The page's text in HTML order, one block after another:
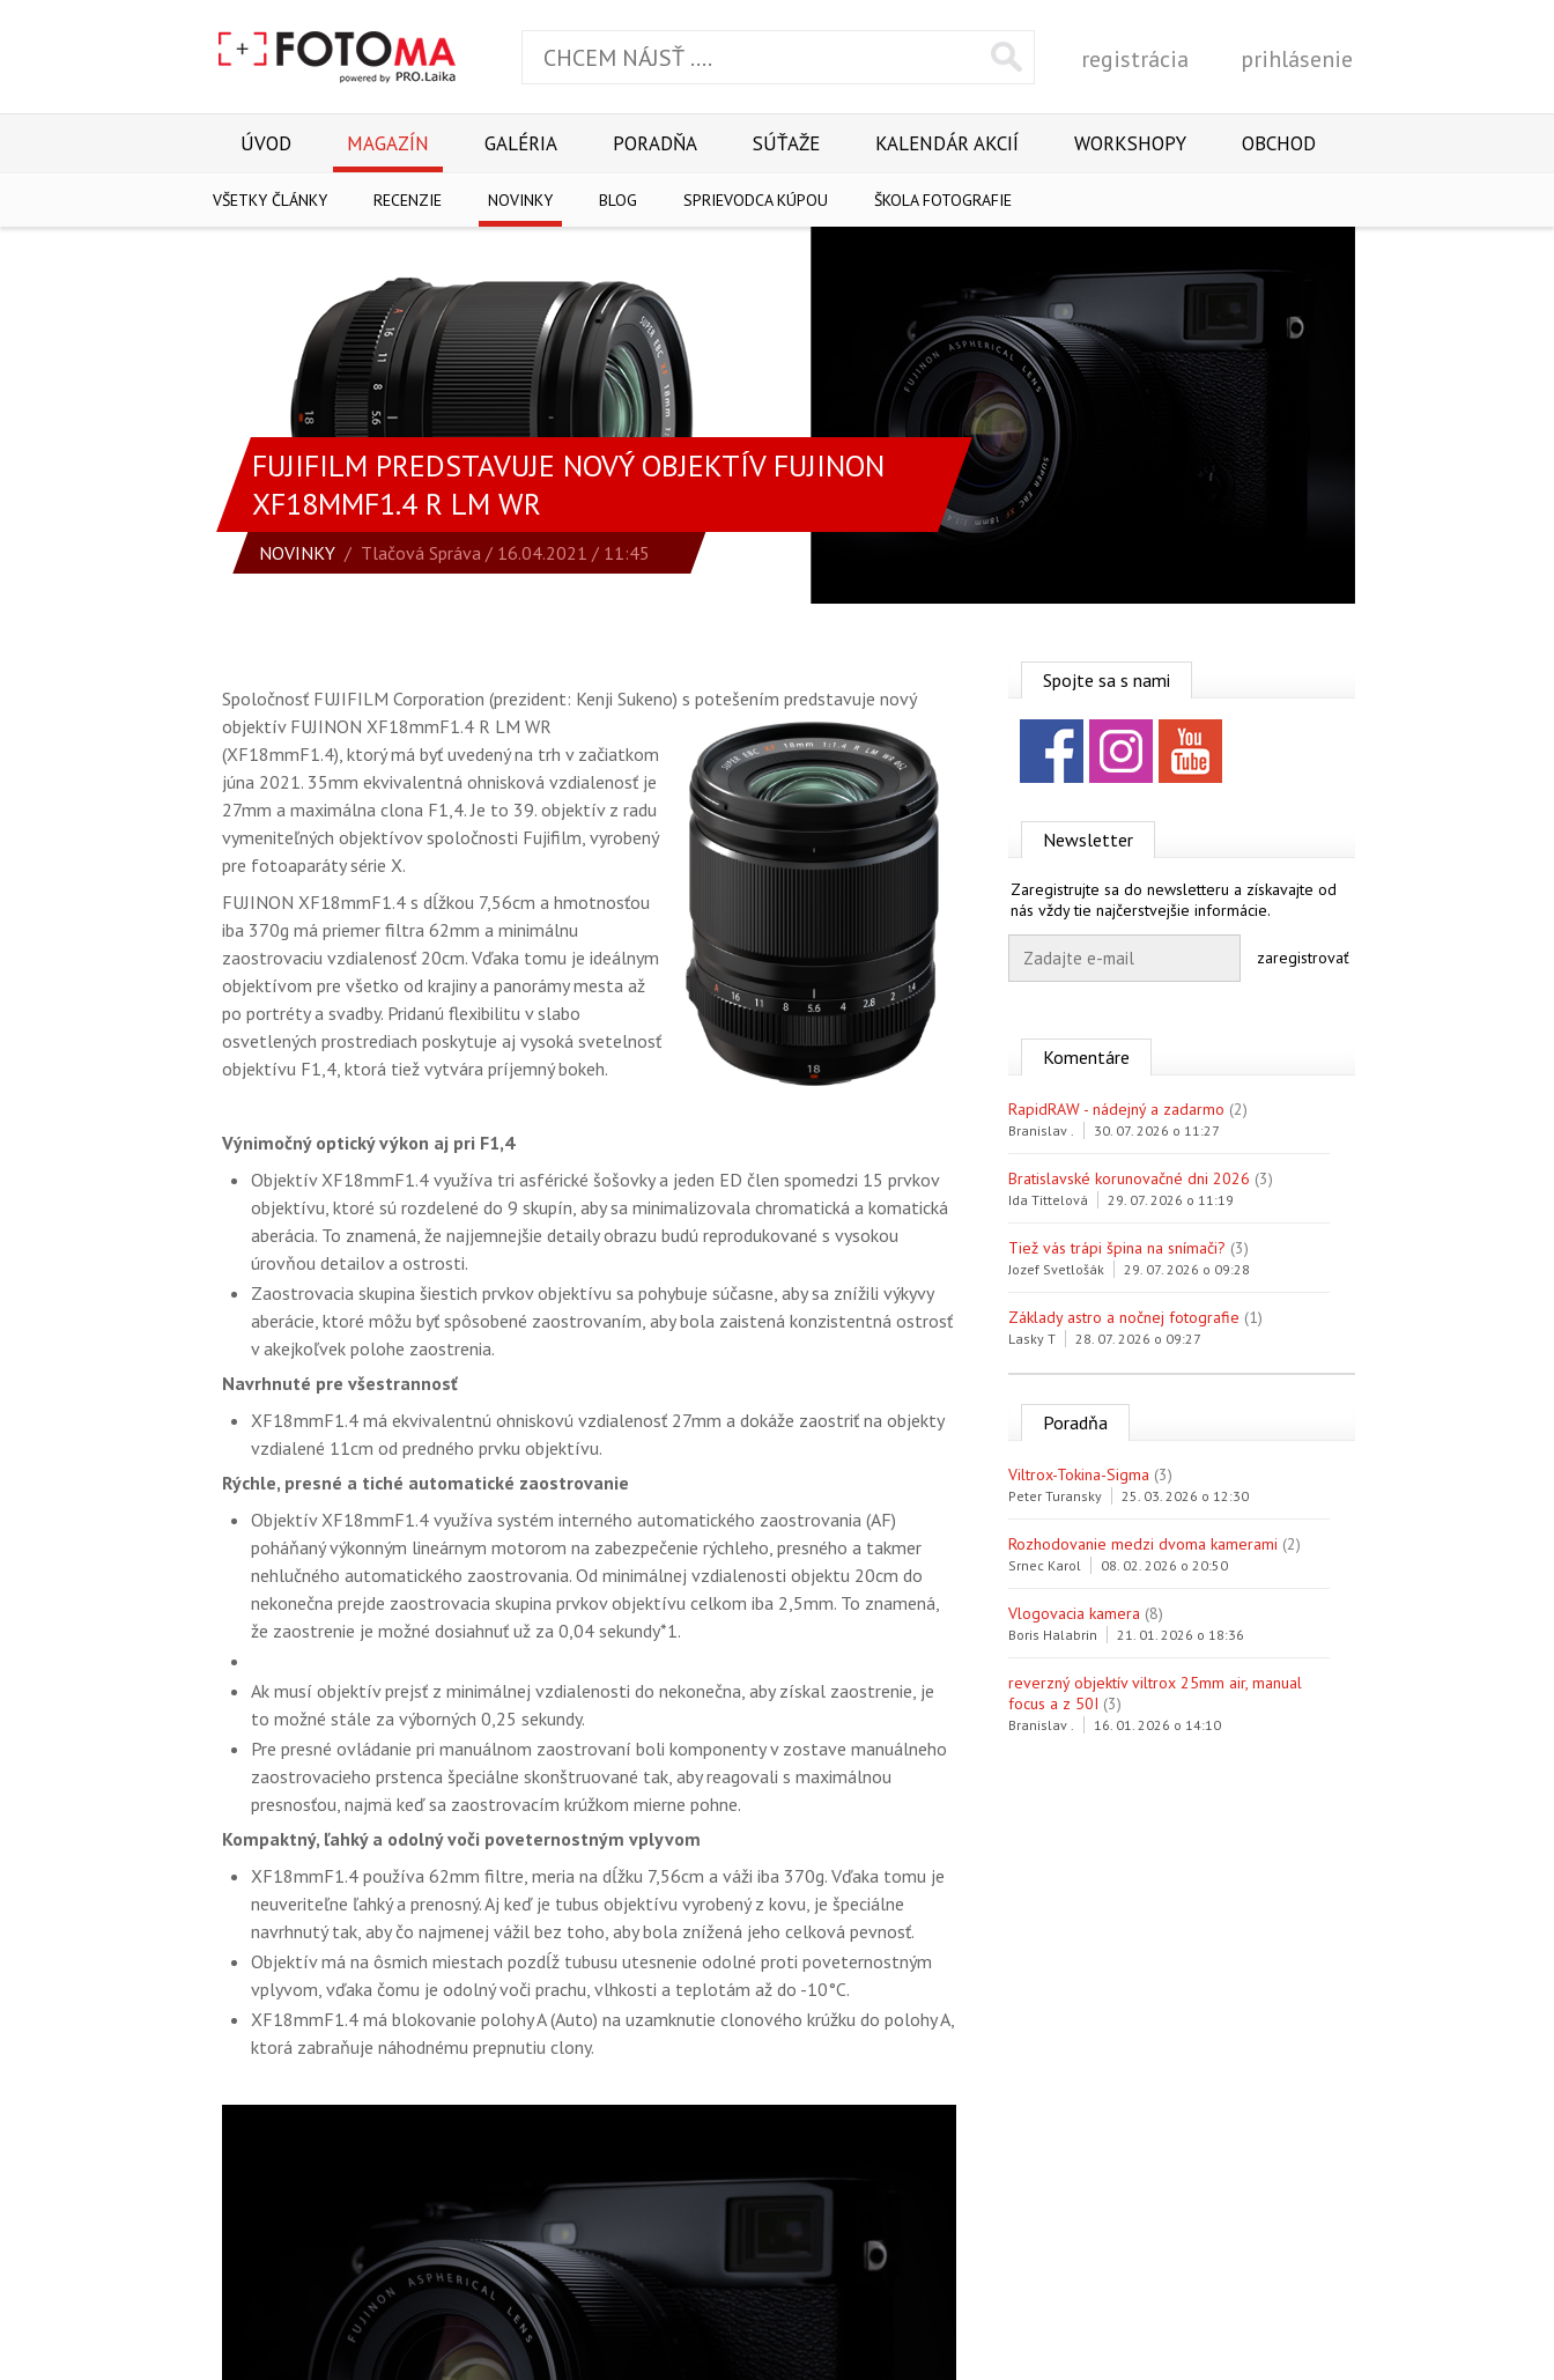
Vyhľadať
registrácia prihlásenie
ÚVOD MAGAZÍN
VŠETKY ČLÁNKY RECENZIE NOVINKY BLOG SPRIEVODCA KÚPOU ŠKOLA FOTOGRAFIE
GALÉRIA PORADŇA SÚŤAŽE KALENDÁR AKCIÍ WORKSHOPY OBCHOD
FUJIFILM PREDSTAVUJE NOVÝ OBJEKTÍV FUJINON
XF18MMF1.4 R LM WR
NOVINKY/ Tlačová Správa / 16.04.2021 / 11:45
Spoločnosť FUJIFILM Corporation (prezident: Kenji Sukeno) s potešením predstavuje nový
objektív FUJINON XF18mmF1.4 R LM WR
(XF18mmF1.4), ktorý má byť uvedený na trh v začiatkom
júna 2021. 35mm ekvivalentná ohnisková vzdialenosť je
27mm a maximálna clona F1,4. Je to 39. objektív z radu
vymeniteľných objektívov spoločnosti Fujifilm, vyrobený
pre fotoaparáty série X.
FUJINON XF18mmF1.4 s dĺžkou 7,56cm a hmotnosťou
iba 370g má priemer filtra 62mm a minimálnu
zaostrovaciu vzdialenosť 20cm. Vďaka tomu je ideálnym
objektívom pre všetko od krajiny a panorámy mesta až
po portréty a svadby. Pridanú flexibilitu v slabo
osvetlených prostrediach poskytuje aj vysoká svetelnosť
objektívu F1,4, ktorá tiež vytvára príjemný bokeh.
Výnimočný optický výkon aj pri F1,4
Objektív XF18mmF1.4 využíva tri asférické šošovky a jeden ED člen spomedzi 15 prvkov
objektívu, ktoré sú rozdelené do 9 skupín, aby sa minimalizovala chromatická a komatická
aberácia. To znamená, že najjemnejšie detaily obrazu budú reprodukované s vysokou
úrovňou detailov a ostrosti.
Zaostrovacia skupina šiestich prvkov objektívu sa pohybuje súčasne, aby sa znížili výkyvy
aberácie, ktoré môžu byť spôsobené zaostrovaním, aby bola zaistená konzistentná ostrosť
v akejkoľvek polohe zaostrenia.
Navrhnuté pre všestrannosť
XF18mmF1.4 má ekvivalentnú ohniskovú vzdialenosť 27mm a dokáže zaostriť na objekty
vzdialené 11cm od predného prvku objektívu.
Rýchle, presné a tiché automatické zaostrovanie
Objektív XF18mmF1.4 využíva systém interného automatického zaostrovania (AF)
poháňaný výkonným lineárnym motorom na zabezpečenie rýchleho, presného a takmer
nehlučného automatického zaostrovania. Od minimálnej vzdialenosti objektu 20cm do
nekonečna prejde zaostrovacia skupina prvkov objektívu celkom iba 2,5mm. To znamená,
že zaostrenie je možné dosiahnuť už za 0,04 sekundy*1.
Ak musí objektív prejsť z minimálnej vzdialenosti do nekonečna, aby získal zaostrenie, je
to možné stále za výborných 0,25 sekundy.
Pre presné ovládanie pri manuálnom zaostrovaní boli komponenty v zostave manuálneho
zaostrovacieho prstenca špeciálne skonštruované tak, aby reagovali s maximálnou
presnosťou, najmä keď sa zaostrovacím krúžkom mierne pohne.
Kompaktný, ľahký a odolný voči poveternostným vplyvom
XF18mmF1.4 používa 62mm filtre, meria na dĺžku 7,56cm a váži iba 370g. Vďaka tomu je
neuveriteľne ľahký a prenosný. Aj keď je tubus objektívu vyrobený z kovu, je špeciálne
navrhnutý tak, aby čo najmenej vážil bez toho, aby bola znížená jeho celková pevnosť.
Objektív má na ôsmich miestach pozdĺž tubusu utesnenie odolné proti poveternostným
vplyvom, vďaka čomu je odolný voči prachu, vlhkosti a teplotám až do -10°C.
XF18mmF1.4 má blokovanie polohy A (Auto) na uzamknutie clonového krúžku do polohy A,
ktorá zabraňuje náhodnému prepnutiu clony.
Spojte sa s nami
Facebook
Newsletter
Zaregistrujte sa do newsletteru a získavajte od
nás vždy tie najčerstvejšie informácie.
zaregistrovať
Komentáre
RapidRAW - nádejný a zadarmo (2)
Branislav . 30. 07. 2026 o 11:27
Bratislavské korunovačné dni 2026 (3)
Ida Tittelová 29. 07. 2026 o 11:19
Tiež vás trápi špina na snímači? (3)
Jozef Svetlošák 29. 07. 2026 o 09:28
Základy astro a nočnej fotografie (1)
Lasky T 28. 07. 2026 o 09:27
Poradňa
Viltrox-Tokina-Sigma (3)
Peter Turansky 25. 03. 2026 o 12:30
Rozhodovanie medzi dvoma kamerami (2)
Srnec Karol 08. 02. 2026 o 20:50
Vlogovacia kamera (8)
Boris Halabrin 21. 01. 2026 o 18:36
reverzný objektív viltrox 25mm air, manual
focus a z 50I (3)
Branislav . 16. 01. 2026 o 14:10